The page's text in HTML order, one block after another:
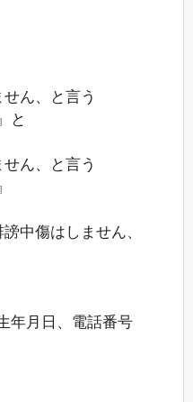
ん、と言う
と
ん、と言う
中傷はしません、
年月日、電話番号